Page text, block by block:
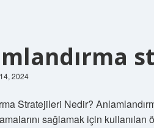
2024
Stratejileri Nedir?
sağlamak için